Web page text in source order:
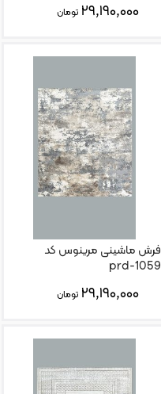
۲۹,۱۹۰,۰۰۰ تومان
فرش ماشینی مرینوس کد
prd-1059
۲۹,۱۹۰,۰۰۰ تومان